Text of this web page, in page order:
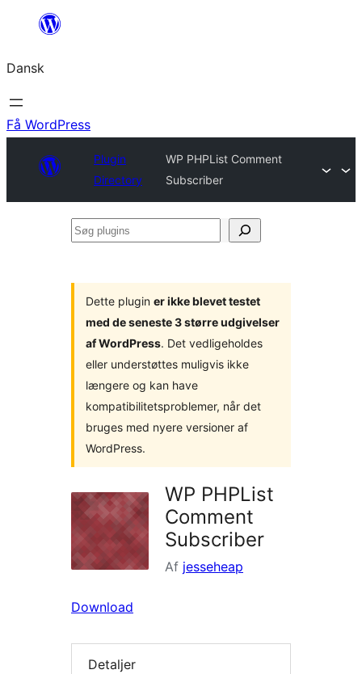
Spring
indhold
Dansk
Få WordPress
Plugin
Directory
WP PHPList Comment
Subscriber
Søg
Dette plugin er ikke blevet testet
med de seneste 3 større udgivelser
af WordPress. Det vedligeholdes
eller understøttes muligvis ikke
længere og kan have
kompatibilitetsproblemer, når det
bruges med nyere versioner af
WordPress.
WP PHPList
Comment
Subscriber
Af jesseheap
Download
Detaljer